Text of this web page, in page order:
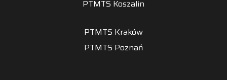
PTMTS Koszalin
PTMTS Kraków
PTMTS Poznań